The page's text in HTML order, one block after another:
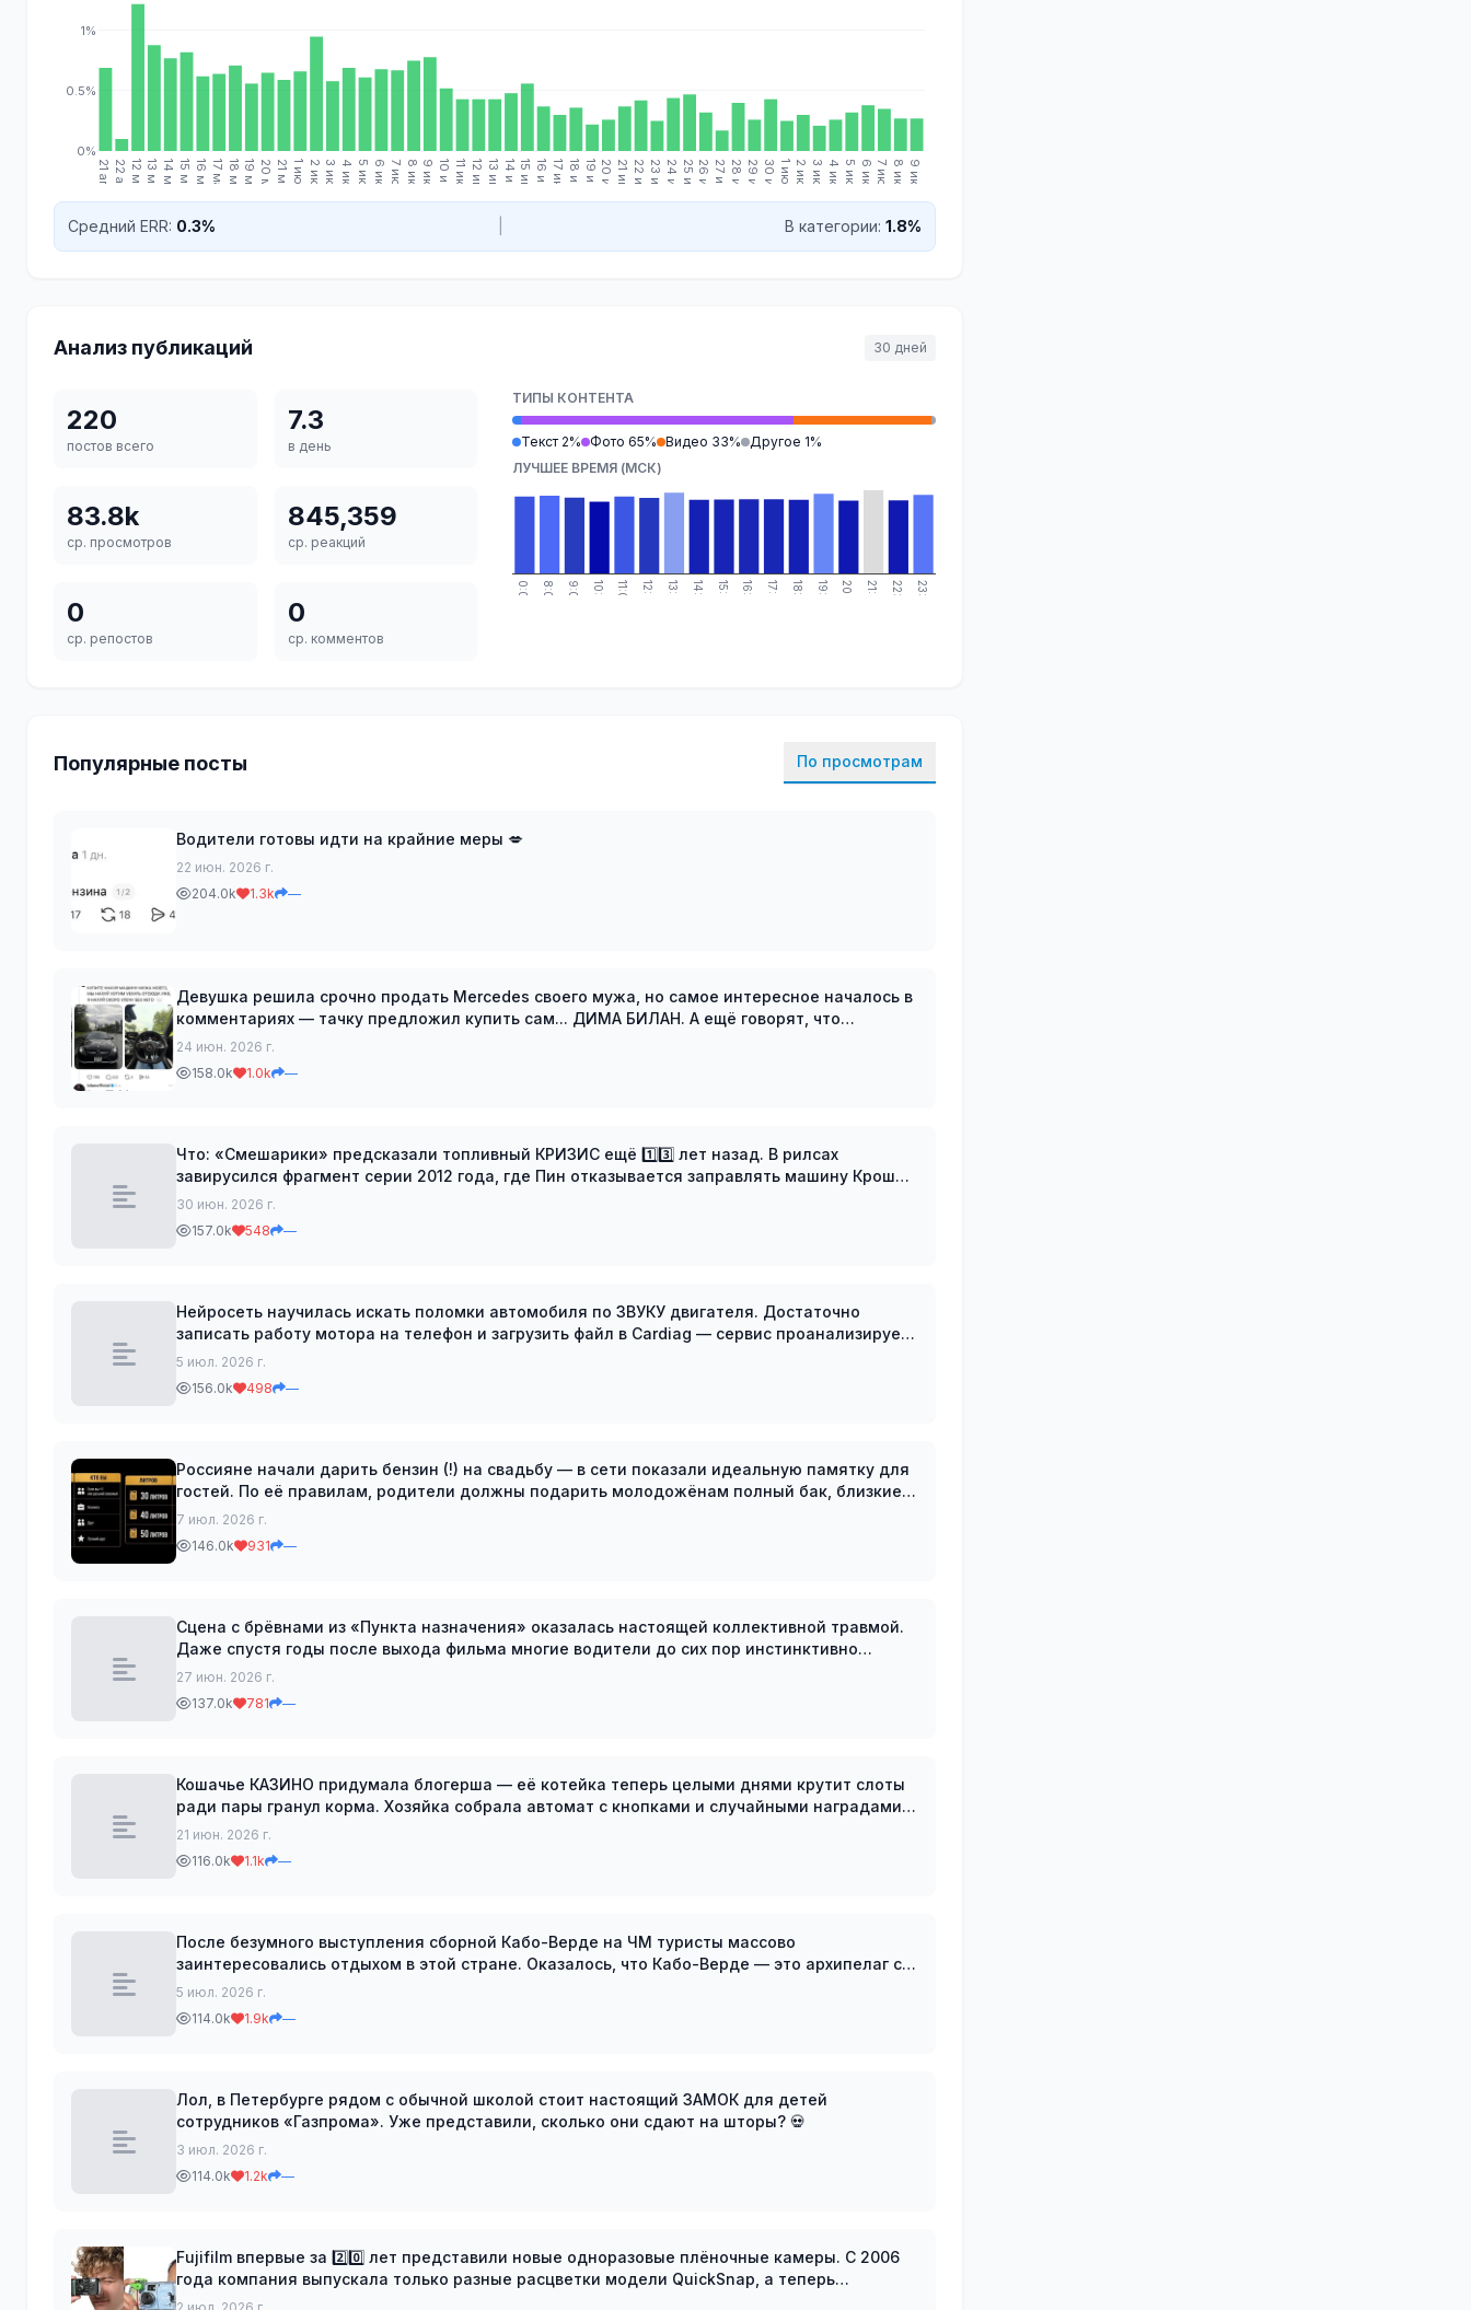
21 апр.22 апр. 12 мая13 мая 14 мая 15 мая 16 мая 17 мая 18 мая19 мая20 мая 21 мая 1 июн. 2 июн.3 июн.4 июн.5 июн.6 июн.7 июн.8 июн.9 июн.10 июн.11 июн.12 июн.13 июн.14 июн.15 июн.16 июн.17 июн.18 июн.19 июн.20 июн.21 июн.22 июн.23 июн.24 июн.25 июн.26 июн.27 июн.28 июн.29 июн.30 июн. 1 июл. 2 июл.3 июл.4 июл.5 июл.6 июл.7 июл. 8 июл.9 июл.
0%
0.5%
1%
Средний ERR: 0.3% В категории: 1.8%
Анализ публикаций 30 дней
220
постов всего
7.3
в день
83.8k
ср. просмотров
845,359
ср. реакций
0
ср. репостов
0
ср. комментов
ТИПЫ КОНТЕНТА
Текст 2% Фото 65% Видео 33% Другое 1%
ЛУЧШЕЕ ВРЕМЯ (МСК)
0:00 8:00 9:00 10:00 11:00 12:00 13:00 14:00 15:00 16:00 17:00 18:00 19:00 20:00 21:00 22:00 23:00
Популярные посты По просмотрам
Водители готовы идти на крайние меры 💋
22 июн. 2026 г.
204.0k
1.3k —
Девушка решила срочно продать Mercedes своего мужа, но самое интересное началось в
комментариях — тачку предложил купить сам... ДИМА БИЛАН. А ещё говорят, что
праворульные машины долго продаются 😱
24 июн. 2026 г.
158.0k
1.0k —
Что: «Смешарики» предсказали топливный КРИЗИС ещё 1️⃣3️⃣ лет назад. В рилсах
завирусился фрагмент серии 2012 года, где Пин отказывается заправлять машину Кроша
30 июн. 2026 г.
157.0k
548 —
Нейросеть научилась искать поломки автомобиля по ЗВУКУ двигателя. Достаточно
записать работу мотора на телефон и загрузить файл в Cardiag — сервис проанализирует
запись и подскажет, какая система авт
5 июл. 2026 г.
156.0k
498 —
Россияне начали дарить бензин (!) на свадьбу — в сети показали идеальную памятку для
гостей. По её правилам, родители должны подарить молодожёнам полный бак, близкие
друзья — полбака, а коллеги могут
7 июл. 2026 г.
146.0k
931 —
Сцена с брёвнами из «Пункта назначения» оказалась настоящей коллективной травмой.
Даже спустя годы после выхода фильма многие водители до сих пор инстинктивно
27 июн. 2026 г.
137.0k
781 —
Кошачье КАЗИНО придумала блогерша — её котейка теперь целыми днями крутит слоты
ради пары гранул корма. Хозяйка собрала автомат с кнопками и случайными наградами
якобы для того, чтобы питомец чаще дви
21 июн. 2026 г.
116.0k
1.1k —
После безумного выступления сборной Кабо-Верде на ЧМ туристы массово
заинтересовались отдыхом в этой стране. Оказалось, что Кабо-Верде — это архипелаг с
кристально чистым океаном, живописными пляжами
5 июл. 2026 г.
114.0k
1.9k —
Лол, в Петербурге рядом с обычной школой стоит настоящий ЗАМОК для детей
сотрудников «Газпрома». Уже представили, сколько они сдают на шторы? 💀
3 июл. 2026 г.
114.0k
1.2k —
Fujifilm впервые за 2️⃣0️⃣ лет представили новые одноразовые плёночные камеры. С 2006
года компания выпускала только разные расцветки модели QuickSnap, а теперь
расширила линейку на фоне выросшего спр